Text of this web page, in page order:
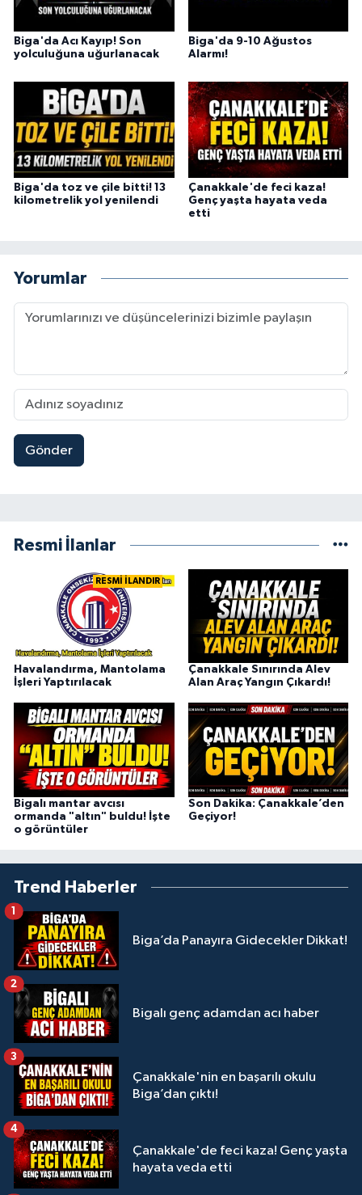
Biga'da Acı Kayıp! Son
yolculuğuna uğurlanacak
Biga'da 9-10 Ağustos
Alarmı!
Biga'da toz ve çile bitti! 13
kilometrelik yol yenilendi
Çanakkale'de feci kaza!
Genç yaşta hayata veda
etti
Yorumlar
Gönder
Resmi İlanlar
RESMİ İLANDIR
Havalandırma, Mantolama
İşleri Yaptırılacak
Çanakkale Sınırında Alev
Alan Araç Yangın Çıkardı!
Bigalı mantar avcısı
ormanda "altın" buldu! İşte
o görüntüler
Son Dakika: Çanakkale’den
Geçiyor!
Trend Haberler
Biga’da Panayıra Gidecekler Dikkat!
1
Bigalı genç adamdan acı haber
2
Çanakkale'nin en başarılı okulu
Biga’dan çıktı!
3
Çanakkale'de feci kaza! Genç yaşta
hayata veda etti
4